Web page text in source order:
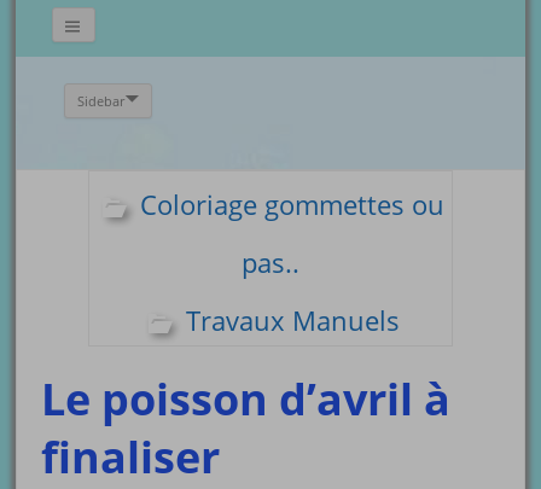
Sidebar
Coloriage gommettes ou
pas..
Travaux Manuels
Le poisson d’avril à
finaliser